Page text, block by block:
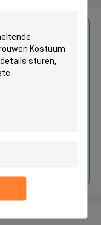
voor
Interlining
van Vrouwen
T7118